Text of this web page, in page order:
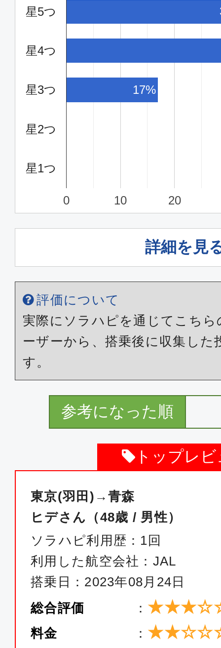
JAL147 16:00
クラスJ
JAL147
クラスJ
東京(羽田)
16:00
JAL149 18:40
JAL151 19:50
JAL143
クラスJ
東京(羽田)
10:00
青森
JAL145
東京(羽田)
13:15
0 10 20
星5つ
星4つ
星3つ
星2つ
星1つ
17%
詳細を見
評価について
実際にソラハピを通じてこち
ーザーから、搭乗後に収集した
す。
参考になった順
トップレビ
東京(羽田)→青森
ヒデさん（48歳 / 男性）
ソラハピ利用歴：1回
利用した航空会社：JAL
搭乗日：2023年08月24日
総合評価
：
料金 ：